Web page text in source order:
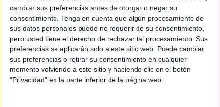
cambiar sus preferencias antes de otorgar o negar su
consentimiento. Tenga en cuenta que algún procesamiento de
sus datos personales puede no requerir de su consentimiento,
pero usted tiene el derecho de rechazar tal procesamiento. Sus
preferencias se aplicarán solo a este sitio web. Puede cambiar
sus preferencias o retirar su consentimiento en cualquier
momento volviendo a este sitio y haciendo clic en el botón
"Privacidad" en la parte inferior de la página web.
familias desfavorecidas.
Desde que se colocara la primera piedra el pasado 27 de
junio , han pasado varios meses en los que se han llevado
a cabo diferentes trámites para poder ejecutar los trabajos.
Concretamente, los operarios de Africana de Contratas y